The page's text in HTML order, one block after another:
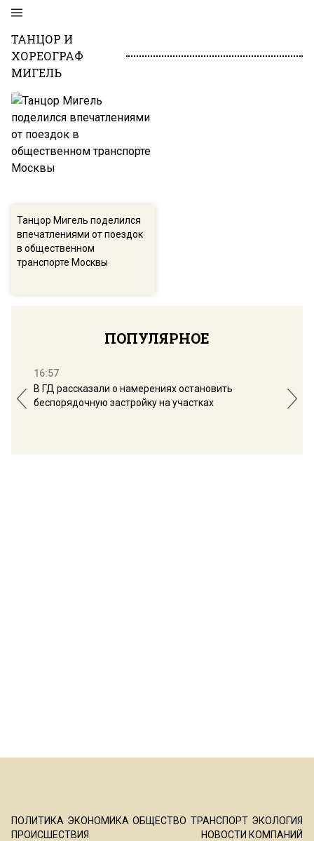
ТАНЦОР И
ХОРЕОГРАФ
МИГЕЛЬ
Танцор Мигель поделился
впечатлениями от поездок
в общественном
транспорте Москвы
ПОПУЛЯРНОЕ
16:57
В ГД рассказали о намерениях остановить
беспорядочную застройку на участках
ПОЛИТИКА ЭКОНОМИКА ОБЩЕСТВО ТРАНСПОРТ ЭКОЛОГИЯ
ПРОИСШЕСТВИЯ
НОВОСТИ КОМПАНИЙ